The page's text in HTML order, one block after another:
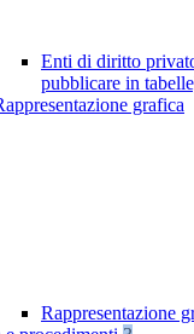
Enti di diritto
pubblicare in
grafica
Rappresentazione